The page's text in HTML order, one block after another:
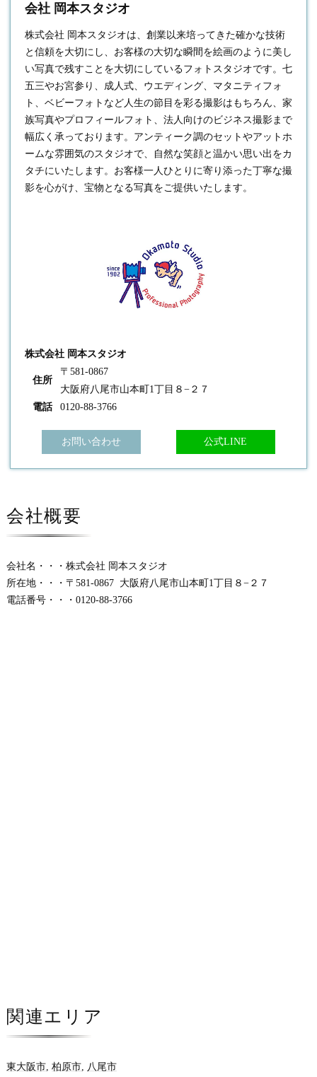
会社 岡本スタジオ
株式会社 岡本スタジオは、創業以来培ってきた確かな技術
と信頼を大切にし、お客様の大切な瞬間を絵画のように美し
い写真で残すことを大切にしているフォトスタジオです。七
五三やお宮参り、成人式、ウエディング、マタニティフォ
ト、ベビーフォトなど人生の節目を彩る撮影はもちろん、家
族写真やプロフィールフォト、法人向けのビジネス撮影まで
幅広く承っております。アンティーク調のセットやアットホ
ームな雰囲気のスタジオで、自然な笑顔と温かい思い出をカ
タチにいたします。お客様一人ひとりに寄り添った丁寧な撮
影を心がけ、宝物となる写真をご提供いたします。
株式会社 岡本スタジオ
住所
〒581-0867
大阪府八尾市山本町1丁目８−２７
電話
0120-88-3766
お問い合わせ 公式LINE
会社概要
会社名・・・株式会社 岡本スタジオ
所在地・・・〒581-0867 大阪府八尾市山本町1丁目８−２７
電話番号・・・0120-88-3766
関連エリア
東大阪市, 柏原市, 八尾市